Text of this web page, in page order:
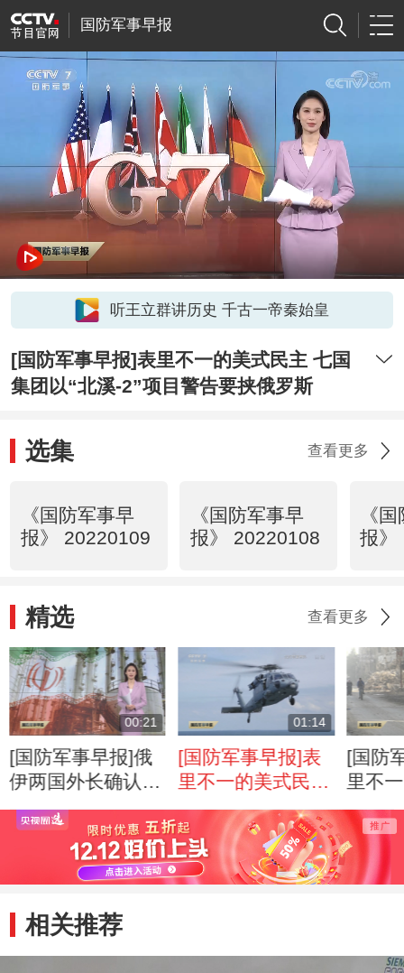
国防军事早报
听王立群讲历史 千古一帝秦始皇
[国防军事早报]表里不一的美式民主 七国
集团以“北溪-2”项目警告要挟俄罗斯
选集 查看更多
《国防军事早
报》 20220109
《国防军事早
报》 20220108
《
报》
精选 查看更多
00:21
[国防军事早报]俄
伊两国外长确认有
意向重启伊核协议
01:14
[国防军事早报]表
里不一的美式民主
七国集团以“北
溪-2”项目警告要挟
俄罗斯
[国防
里不
美媒
在叙
相关推荐